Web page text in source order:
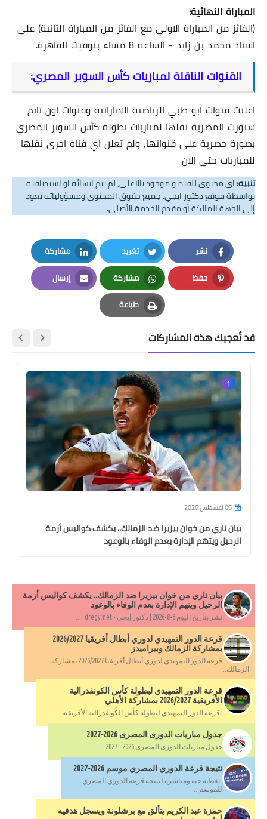
المباراة النهائية:
(الفائز من المباراة الاولي مع الفائز من المباراة الثانية) على
استاد محمد بن زايد - الساعة 8 مساء بتوقيت القاهرة.
القنوات الناقلة لمباريات كأس السوبر المصري:
اعلنت قنوات ابو ظبي الرياضية الاماراتية وقنوات اون تايم
سبورت المصرية نقلها لمباريات بطولة كأس السوبر المصري
بصورة حصرية على قنواتها, ولم تعلن اي قناة اخرى نقلها
للمباريات حتى الان
تنبيه:اي محتوى للفيديو موجود بالاعلى, لم يتم انشائه او استضافته
بواسطة موقع دكتور ايجي. جميع حقوق المحتوى ومسؤولياته تعود
إلى الجهة المالكة أو مقدم الخدمة الأصلي.
نشر
Facebook
تغريد
Twitter
مشاركة
LinkedIn
حفظ
Pinterest
مشاركة
Whatsapp
إرسال
Email
طباعة
Print
قد تُعجبك هذه المشاركات
1
06 أغسطس 2026
بيان ناري من خوان بيزيرا ضد الزمالك.. يكشف كواليس أزمة
الرحيل ويتهم الإدارة بعدم الوفاء بالوعود
بيان ناري من خوان بيزيرا ضد الزمالك.. يكشف كواليس أزمة
الرحيل ويتهم الإدارة بعدم الوفاء بالوعود
نشر بتاريخ اليوم 6-8-2026 | دكتور إيجي - dregy.net ...
قرعة الدور التمهيدي لدوري أبطال أفريقيا 2026/2027
بمشاركة الزمالك وبيراميدز
قرعة الدور التمهيدي لدوري أبطال أفريقيا 2026/2027 بمشاركة
الزمالك...
قرعة الدور التمهيدي لبطولة كأس الكونفدرالية
الأفريقية 2026/2027 بمشاركة الأهلي
قرعة الدور التمهيدي لبطولة كأس الكونفدرالية الأفريقية...
جدول مباريات الدورى المصرى 2026-2027
جدول مباريات الدورى المصرى 2026 - 2027 ...
نتيجة قرعة الدوري المصري موسم 2026-2027
تغطية حية ومباشرة لنتيجة قرعة الدوري المصري
للموسم...
حمزة عبد الكريم يتألق مع برشلونة ويسجل هدفيه